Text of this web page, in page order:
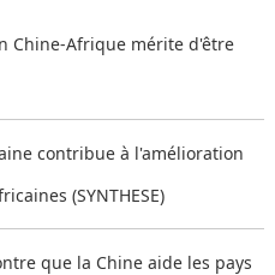
Chine-Afrique mérite d'être
contribue à l'amélioration
(SYNTHESE)
que la Chine aide les pays